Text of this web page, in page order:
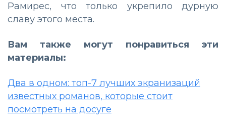
Рамирес, что только укрепило дурную
славу этого места.
Вам также могут понравиться эти
материалы:
Два в одном: топ-7 лучших экранизаций
известных романов, которые стоит
посмотреть на досуге